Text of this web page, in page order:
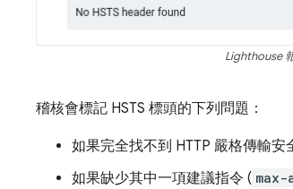
Lighthouse
稽核會標記 HSTS 標頭的下列問題：
如果完全找不到 HTTP 嚴格傳輸安
如果缺少其中一項建議指令 ( max-